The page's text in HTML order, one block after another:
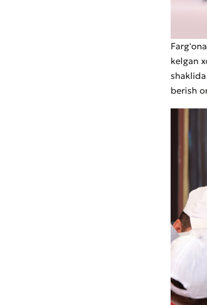
*
kelgan
berish